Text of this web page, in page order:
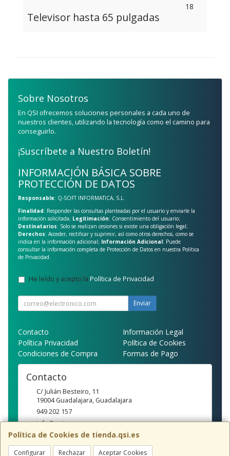
Televisor hasta 65 pulgadas
18
Política de Cookies de tienda.qsi.es
Configurar Rechazar Aceptar Cookies
Sobre Nosotros
En QSI ofrecemos soluciones personales a cada uno de
nuestros clientes, utilizando la tecnología como el camino para
conseguirlo.
¡Suscríbete a Nuestro Boletín!
INFORMACIÓN BÁSICA SOBRE
PROTECCIÓN DE DATOS
Responsable: Q-SOFT INFORMATICA, S.L.
Finalidad: Responder las consultas planteadas por el usuario y enviarle la
información solicitada; Legitimación: Consentimiento del usuario;
Destinatarios: Solo se realizan cesiones si existe una obligación legal;
Derechos: Acceder, rectificar y suprimir, así como otros derechos, como se
indica en la información adicional; Información Adicional: Puede
consultar la información completa de Protección de Datos en nuestra Política
de Privacidad.
He leído y acepto la Política de Privacidad.
Enviar
Contacto
Información Legal
Política Privacidad
Política de Cookies
Condiciones de Compra
Formas de Pago
Contacto
C/ Julián Besteiro, 11
19004 Guadalajara, Guadalajara
949 202 157
info@qsi.es